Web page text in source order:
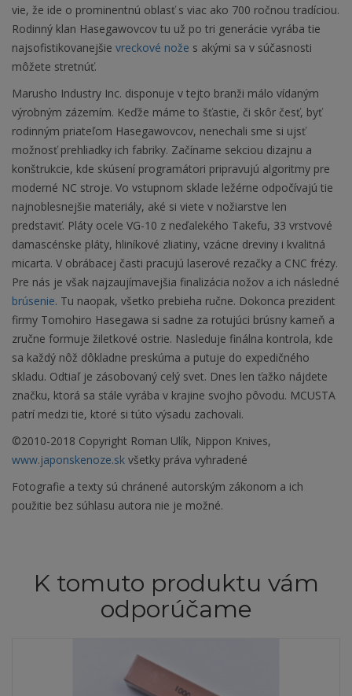
vie, že ide o prominentnú oblasť s viac ako 700 ročnou tradíciou.
Rodinný klan Hasegawovcov tu už po tri generácie vyrába tie
najsofistikovanejšie vreckové nože s akými sa v súčasnosti
môžete stretnúť.
Marusho Industry Inc. disponuje v tejto branži málo vídaným
výrobným zázemím. Keďže máme to šťastie, či skôr česť, byť
rodinným priateľom Hasegawovcov, nenechali sme si ujsť
možnosť prehliadky ich fabriky. Začíname sekciou dizajnu a
konštrukcie, kde skúsení programátori pripravujú algoritmy pre
moderné NC stroje. Vo vstupnom sklade ležérne odpočívajú tie
najnoblesnejšie materiály, aké si viete v nožiarstve len
predstaviť. Pláty ocele VG-10 z neďalekého Takefu, 33 vrstvové
damascénske pláty, hliníkové zliatiny, vzácne dreviny i kvalitná
micarta. V obrábacej časti pracujú laserové rezačky a CNC frézy.
Pre nás je však najzaujímavejšia finalizácia nožov a ich následné
brúsenie. Tu naopak, všetko prebieha ručne. Dokonca prezident
firmy Tomohiro Hasegawa si sadne za rotujúci brúsny kameň a
zručne formuje žiletkové ostrie. Nasleduje finálna kontrola, kde
sa každý nôž dôkladne preskúma a putuje do expedičného
skladu. Odtiaľ je zásobovaný celý svet. Dnes len ťažko nájdete
značku, ktorá sa stále vyrába v krajine svojho pôvodu. MCUSTA
patrí medzi tie, ktoré si túto výsadu zachovali.
©2010-2018 Copyright Roman Ulík, Nippon Knives,
www.japonskenoze.sk všetky práva vyhradené
Fotografie a texty sú chránené autorským zákonom a ich
použitie bez súhlasu autora nie je možné.
K tomuto produktu vám
odporúčame